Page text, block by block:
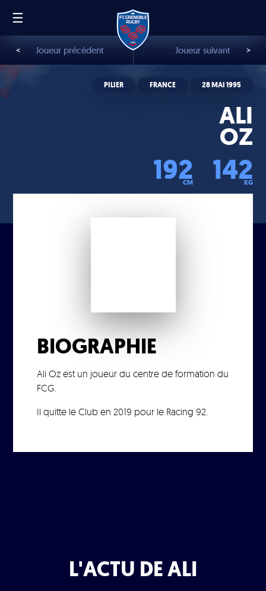
☰
PILIER FRANCE 28 MAI 1995
ALI
OZ
192
CM 142
KG
< Joueur précédent Joueur suivant >
BIOGRAPHIE
Ali Oz est un joueur du centre de formation du
FCG.
Il quitte le Club en 2019 pour le Racing 92.
L'ACTU DE ALI